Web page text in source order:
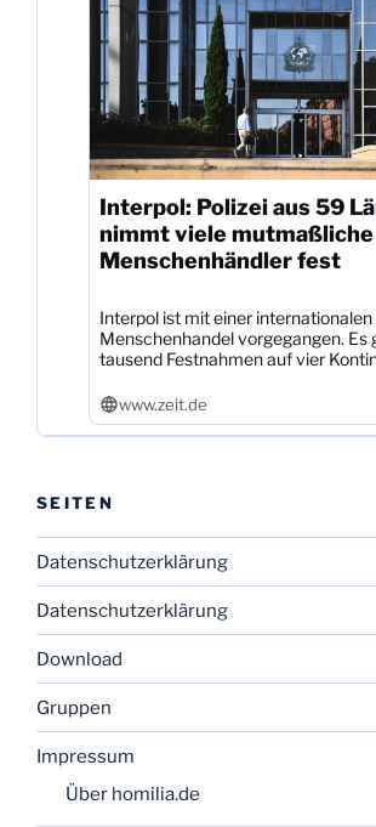
Interpol: Polizei aus 59
nimmt viele mutmaßliche
Menschenhändler fest
Interpol ist mit einer
Menschenhandel vorgegangen. Es
tausend Festnahmen auf vier
www.zeit.de
SEITEN
Datenschutzerklärung
Datenschutzerklärung
Download
Gruppen
Impressum
Über homilia.de